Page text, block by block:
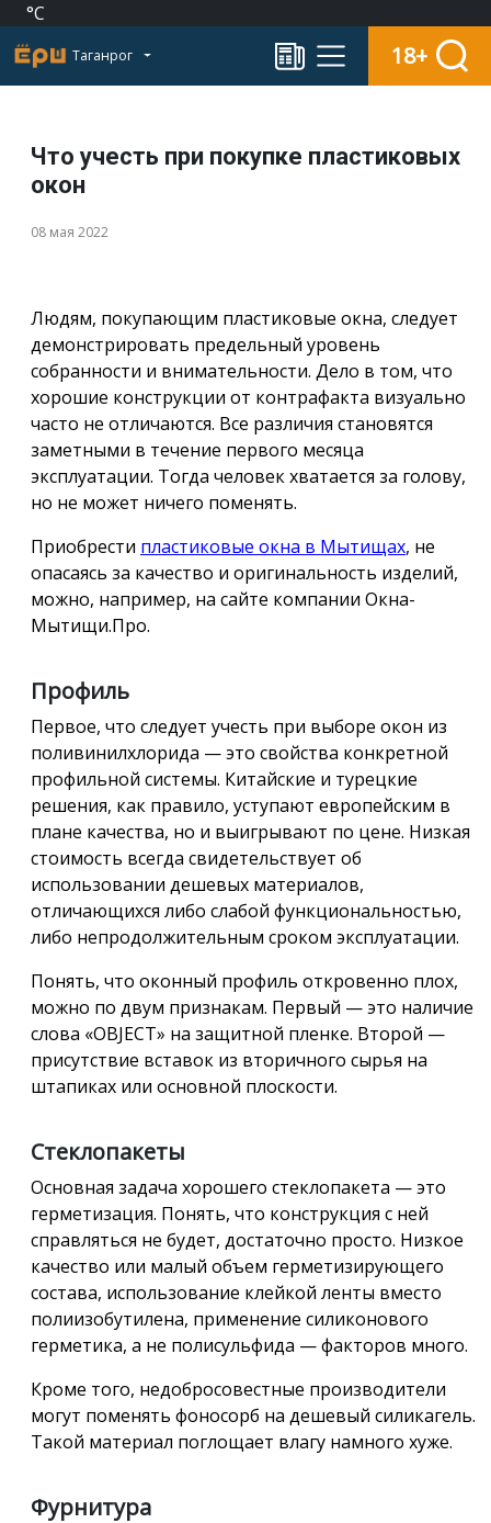
°C
Таганрог 18+
Что учесть при покупке пластиковых
окон
08 мая 2022
Людям, покупающим пластиковые окна, следует
демонстрировать предельный уровень
собранности и внимательности. Дело в том, что
хорошие конструкции от контрафакта визуально
часто не отличаются. Все различия становятся
заметными в течение первого месяца
эксплуатации. Тогда человек хватается за голову,
но не может ничего поменять.
Приобрести пластиковые окна в Мытищах, не
опасаясь за качество и оригинальность изделий,
можно, например, на сайте компании Окна-
Мытищи.Про.
Профиль
Первое, что следует учесть при выборе окон из
поливинилхлорида — это свойства конкретной
профильной системы. Китайские и турецкие
решения, как правило, уступают европейским в
плане качества, но и выигрывают по цене. Низкая
стоимость всегда свидетельствует об
использовании дешевых материалов,
отличающихся либо слабой функциональностью,
либо непродолжительным сроком эксплуатации.
Понять, что оконный профиль откровенно плох,
можно по двум признакам. Первый — это наличие
слова «OBJECT» на защитной пленке. Второй —
присутствие вставок из вторичного сырья на
штапиках или основной плоскости.
Стеклопакеты
Основная задача хорошего стеклопакета — это
герметизация. Понять, что конструкция с ней
справляться не будет, достаточно просто. Низкое
качество или малый объем герметизирующего
состава, использование клейкой ленты вместо
полиизобутилена, применение силиконового
герметика, а не полисульфида — факторов много.
Кроме того, недобросовестные производители
могут поменять фоносорб на дешевый силикагель.
Такой материал поглощает влагу намного хуже.
Фурнитура